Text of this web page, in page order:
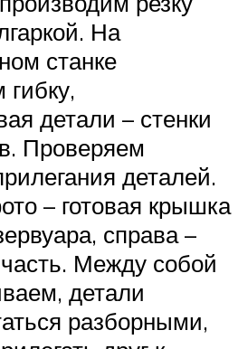
На
станке
детали – стенки
Проверяем
деталей.
– готовая крышка
справа –
Между собой
детали
разборными,